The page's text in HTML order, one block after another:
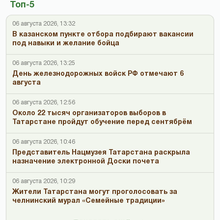
Топ-5
06 августа 2026, 13:32
В казанском пункте отбора подбирают вакансии
под навыки и желание бойца
06 августа 2026, 13:25
День железнодорожных войск РФ отмечают 6
августа
06 августа 2026, 12:56
Около 22 тысяч организаторов выборов в
Татарстане пройдут обучение перед сентябрём
06 августа 2026, 10:46
Представитель Нацмузея Татарстана раскрыла
назначение электронной Доски почета
06 августа 2026, 10:29
Жители Татарстана могут проголосовать за
челнинский мурал «Семейные традиции»